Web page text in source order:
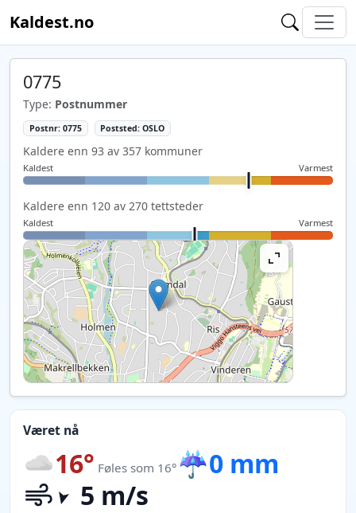
Kaldest.no
0775
Type: Postnummer
Postnr: 0775 Poststed: OSLO
Kaldere enn 93 av 357 kommuner
Kaldest Varmest
Kaldere enn 120 av 270 tettsteder
Kaldest Varmest
Været nå
16° Føles som 16° ☔0 mm
5 m/s